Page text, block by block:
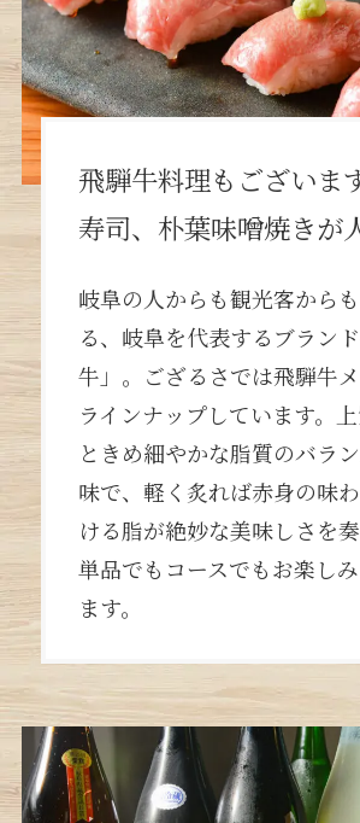
飛騨牛料理もございま
寿司、朴葉味噌焼きが
岐阜の人からも観光客から
る、岐阜を代表するブラン
牛」。ござるさでは飛騨牛
ラインナップしています。
ときめ細やかな脂質のバラ
味で、軽く炙れば赤身の味
ける脂が絶妙な美味しさを奏
単品でもコースでもお楽し
ます。